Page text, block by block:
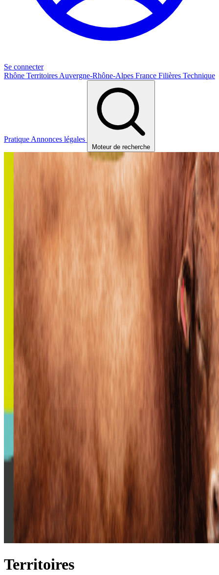
Se connecter
Rhône Territoires Auvergne-Rhône-Alpes France Filières Technique
Pratique Annonces légales
Moteur de recherche
Territoires